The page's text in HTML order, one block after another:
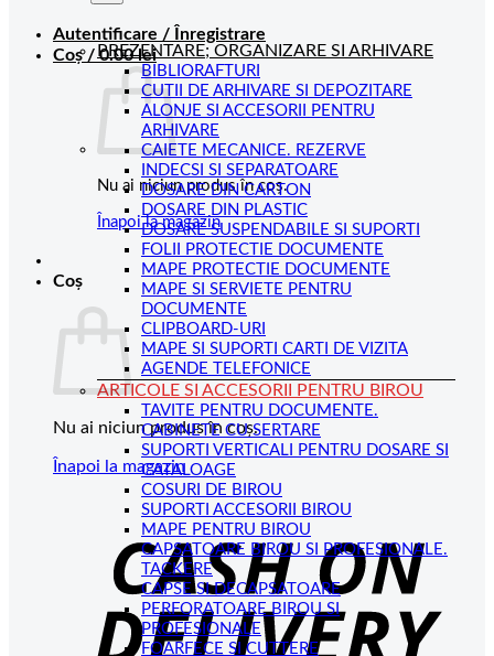
Autentificare / Înregistrare
Coș /0.00lei
Nu ai niciun produs în coș.
Înapoi la magazin
Coș
Nu ai niciun produs în coș.
Înapoi la magazin
PREZENTARE; ORGANIZARE SI ARHIVARE
BIBLIORAFTURI
CUTII DE ARHIVARE SI DEPOZITARE
ALONJE SI ACCESORII PENTRU
ARHIVARE
CAIETE MECANICE. REZERVE
INDECSI SI SEPARATOARE
DOSARE DIN CARTON
DOSARE DIN PLASTIC
DOSARE SUSPENDABILE SI SUPORTI
FOLII PROTECTIE DOCUMENTE
MAPE PROTECTIE DOCUMENTE
MAPE SI SERVIETE PENTRU
DOCUMENTE
CLIPBOARD-URI
MAPE SI SUPORTI CARTI DE VIZITA
AGENDE TELEFONICE
ARTICOLE SI ACCESORII PENTRU BIROU
TAVITE PENTRU DOCUMENTE.
CABINETE CU SERTARE
SUPORTI VERTICALI PENTRU DOSARE SI
CATALOAGE
COSURI DE BIROU
SUPORTI ACCESORII BIROU
MAPE PENTRU BIROU
CAPSATOARE BIROU SI PROFESIONALE.
TACKERE
CAPSE SI DECAPSATOARE
PERFORATOARE BIROU SI
PROFESIONALE
FOARFECE SI CUTTERE